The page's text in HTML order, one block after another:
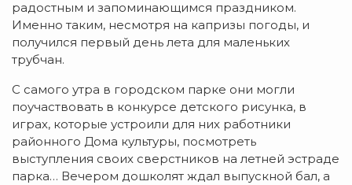
радостным и запоминающимся праздником.
Именно таким, несмотря на капризы погоды, и
получился первый день лета для маленьких
трубчан.
С самого утра в городском парке они могли
поучаствовать в конкурсе детского рисунка, в
играх, которые устроили для них работники
районного Дома культуры, посмотреть
выступления своих сверстников на летней эстраде
парка… Вечером дошколят ждал выпускной бал, а